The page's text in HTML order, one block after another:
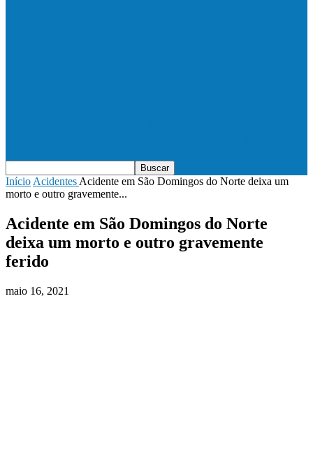
Início Acidentes Acidente em São Domingos do Norte deixa um
morto e outro gravemente...
Acidente em São Domingos do Norte
deixa um morto e outro gravemente
ferido
maio 16, 2021